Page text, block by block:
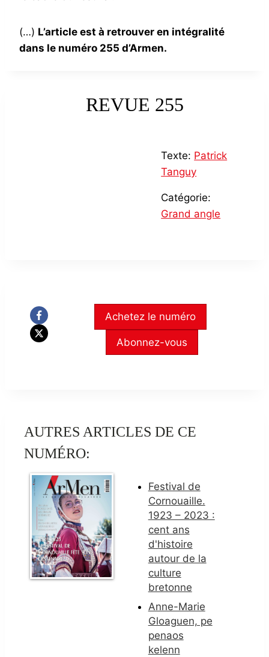
(…) L’article est à retrouver en intégralité
dans le numéro 255 d’Armen.
REVUE 255
Texte: Patrick
Tanguy
Catégorie:
Grand angle
Achetez le numéro
Abonnez-vous
AUTRES ARTICLES DE CE
NUMÉRO:
Festival de
Cornouaille.
1923 – 2023 :
cent ans
d'histoire
autour de la
culture
bretonne
Anne-Marie
Gloaguen, pe
penaos
kelenn